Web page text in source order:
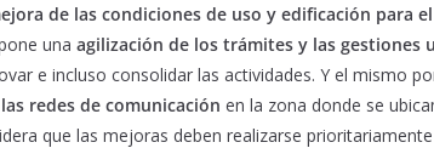
de las condiciones de uso y edificación para
una agilización de los trámites y las gestiones
e incluso consolidar las actividades. Y el mismo
redes de comunicación en la zona donde se
que las mejoras deben realizarse